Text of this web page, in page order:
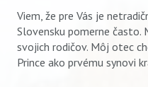
Viem, že pre Vás je
Slovensku pomerne
svojich rodičov. Môj otec
Prince ako prvému synovi